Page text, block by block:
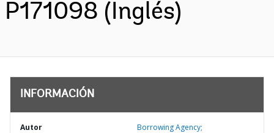
P171098 (Inglés)
INFORMACIÓN
Autor Borrowing Agency;